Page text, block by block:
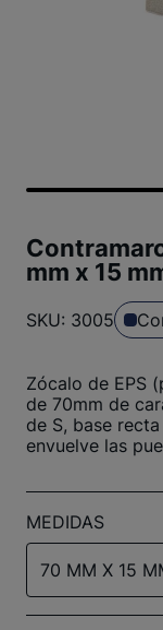
mm x 15
SKU: 3005
Zócalo de EPS
de 70mm de
de S, base
envuelve las
MEDIDAS
70 MM X 15